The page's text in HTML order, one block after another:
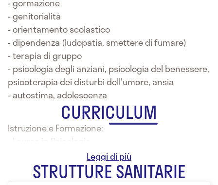
- gormazione
- genitorialità
- orientamento scolastico
- dipendenza (ludopatia, smettere di fumare)
- terapia di gruppo
- psicologia degli anziani, psicologia del benessere,
psicoterapia dei disturbi dell'umore, ansia
- autostima, adolescenza
CURRICULUM
Istruzione e Formazione:
- Laurea in Psicologia
- Dottore di Ricerca in Scienze Cognitive
STRUTTURE SANITARIE